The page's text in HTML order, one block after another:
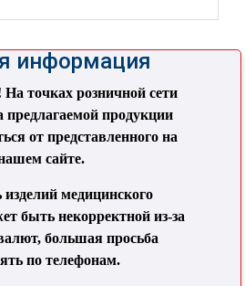
информация
точках розничной сети
предлагаемой продукции
от представленного на
сайте.
медицинского
быть некорректной из-за
большая просьба
по телефонам.